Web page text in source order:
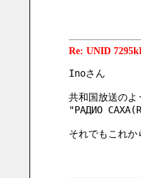
Re: UNID
Inoさん
共和国放送のよ
"РАДИО
それでもこれか